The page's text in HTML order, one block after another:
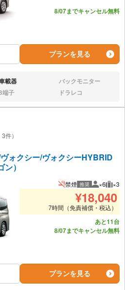
8/07までキャンセル無料
プランを見る
載器 なし:バックモニター
端子 なし:ドラレコ
件）
ォクシー/ヴォクシーHYBRID
）
禁煙 推奨 推奨人数
×6 推
×3
¥18,040
7時間（免責補償・税込）
あと11台
8/07までキャンセル無料
プランを見る